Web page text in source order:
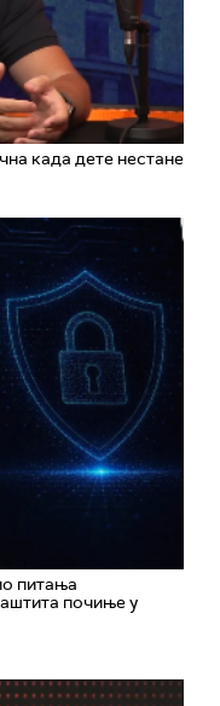
када дете нестане
питања
почиње у